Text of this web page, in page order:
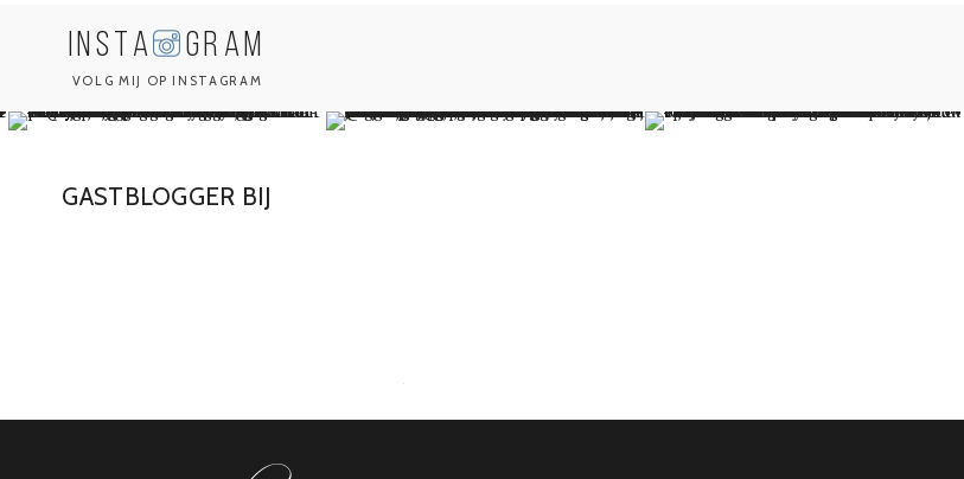
INSTA GRAM
VOLG MIJ OP INSTAGRAM
GASTBLOGGER BIJ